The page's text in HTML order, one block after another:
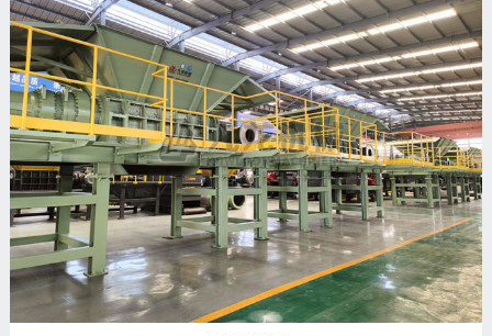
案
动
态
联
系
郑
州
市
九
龙
机
械